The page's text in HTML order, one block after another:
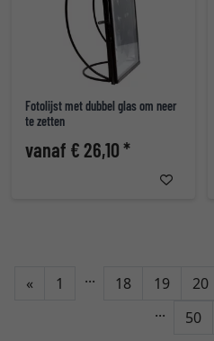
Fotolijst met dubbel glas om neer
te zetten
vanaf € 26,10 *
«Terug
1 ... 18 19 20
...
50